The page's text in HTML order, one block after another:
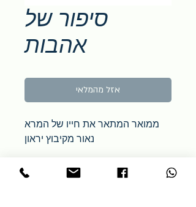
סיפור של
אהבות
אזל מהמלאי
ממואר המתאר את חייו של המרא
נאור מקיבוץ יראון